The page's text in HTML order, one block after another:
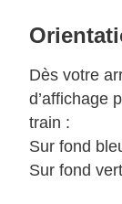
Dès votre
d’affichage
train :
Sur fond
Sur fond